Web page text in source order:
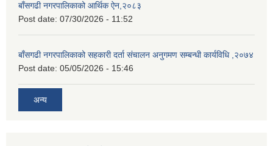
बाँसगढी नगरपालिकाको आर्थिक ऐन,२०८३
Post date: 07/30/2026 - 11:52
बाँसगढी नगरपालिकाको सहकारी दर्ता संचालन अनुगमण सम्बन्धी कार्यविधि ,२०७४
Post date: 05/05/2026 - 15:46
अन्य